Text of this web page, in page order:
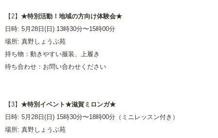
【2】 ★特別活動！地域の方向け体験会★
日時: 5月28日(日) 13時30分〜15時00分
場所: 真野しょうぶ苑
持ち物：動きやすい服装、上履き
待ち合わせ：お問い合わせください
【3】 ★特別イベント★滋賀ミロンガ★
日時: 5月28日(日) 15時30分〜18時00分（ミニレッスン付き）
場所: 真野しょうぶ苑